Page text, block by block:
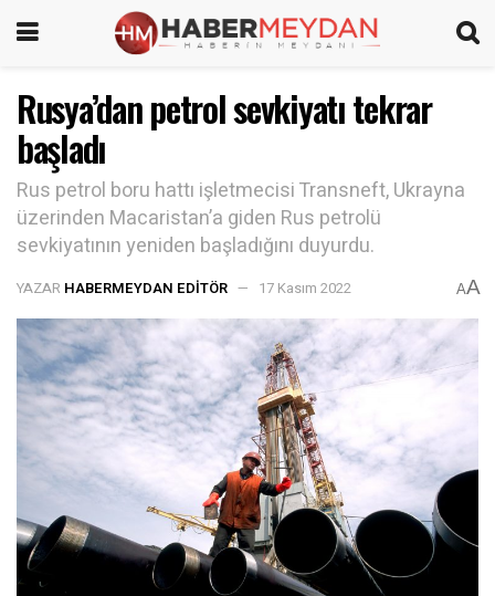
Rusya’dan petrol sevkiyatı tekrar
başladı
Rus petrol boru hattı işletmecisi Transneft, Ukrayna
üzerinden Macaristan’a giden Rus petrolü
sevkiyatının yeniden başladığını duyurdu.
YAZAR HABERMEYDAN EDITÖR 17 Kasım 2022 AA